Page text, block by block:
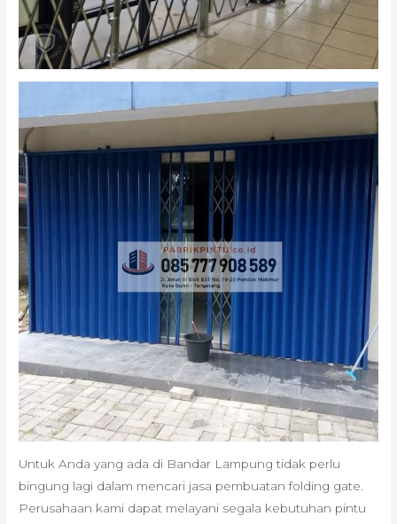
Untuk Anda yang ada di Bandar Lampung tidak perlu
bingung lagi dalam mencari jasa pembuatan folding gate.
Perusahaan kami dapat melayani segala kebutuhan pintu